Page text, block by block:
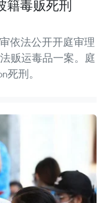
籍毒贩死刑
依法公开开庭审理
贩运毒品一案。庭
死刑。